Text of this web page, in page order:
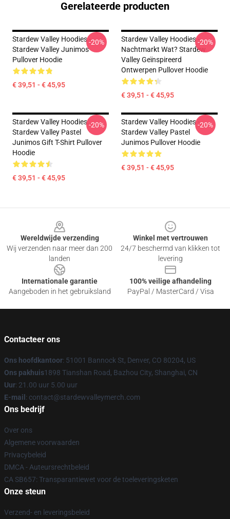
Gerelateerde producten
Stardew Valley Hoodies -
Stardew Valley Junimos
Pullover Hoodie
€ 39,51 - € 45,95
-20%
Stardew Valley Hoodies -
Nachtmarkt Wat? Stardew
Valley Geïnspireerd
Ontwerpen Pullover Hoodie
€ 39,51 - € 45,95
-20%
Stardew Valley Hoodies.
Stardew Valley Pastel
Junimos Gift T-Shirt Pullover
Hoodie
€ 39,51 - € 45,95
-20%
Stardew Valley Hoodies -
Stardew Valley Pastel
Junimos Pullover Hoodie
€ 39,51 - € 45,95
-20%
Wereldwijde verzending
Wij verzenden naar meer dan 200
landen
Winkel met vertrouwen
24/7 beschermd van klikken tot
levering
Internationale garantie
Aangeboden in het gebruiksland
100% veilige afhandeling
PayPal / MasterCard / Visa
Contacteer ons
Ons hoofdkantoor: 51001 Bannock St, Denver, CO 80204, US
Ons pakhuis1898 Tianshan Road, Bazhou City, Shanghai, CN
Uur: 21.00 uur 5.00 uur
E-mail : contact@stardewvalleymerch.com
Ons bedrijf
Over ons
Algemene voorwaarden
Privacybeleid
DMCA - Auteursrechtbeleid
CA SB657: Transparantiewet voor de toeleveringsketen
Onze steun
Verzend- en leveringsbeleid